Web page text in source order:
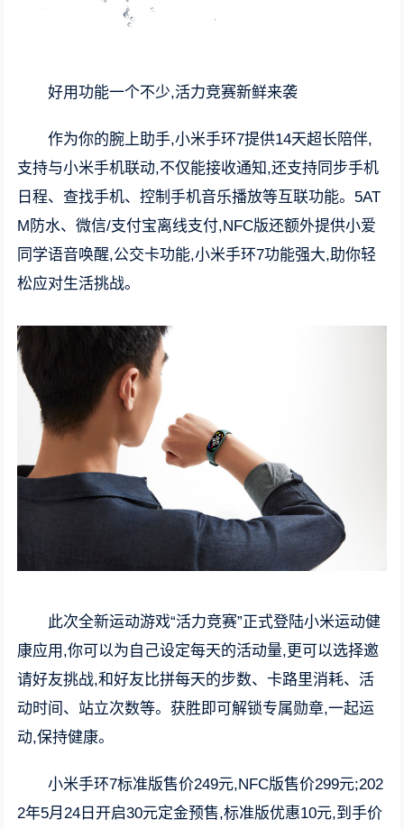
好用功能一个不少,活力竞赛新鲜来袭
作为你的腕上助手,小米手环7提供14天超长陪伴,
支持与小米手机联动,不仅能接收通知,还支持同步手机
日程、查找手机、控制手机音乐播放等互联功能。5AT
M防水、微信/支付宝离线支付,NFC版还额外提供小爱
同学语音唤醒,公交卡功能,小米手环7功能强大,助你轻
松应对生活挑战。
此次全新运动游戏“活力竞赛”正式登陆小米运动健
康应用,你可以为自己设定每天的活动量,更可以选择邀
请好友挑战,和好友比拼每天的步数、卡路里消耗、活
动时间、站立次数等。获胜即可解锁专属勋章,一起运
动,保持健康。
小米手环7标准版售价249元,NFC版售价299元;202
2年5月24日开启30元定金预售,标准版优惠10元,到手价